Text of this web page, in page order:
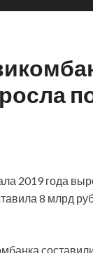
2019 года
8 млрд